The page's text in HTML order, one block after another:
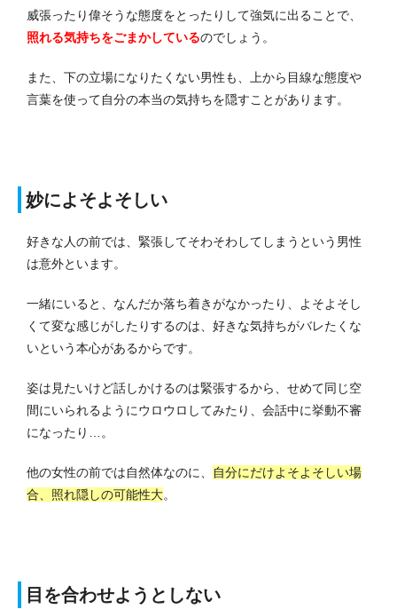
威張ったり偉そうな態度をとったりして強気に出ることで、
照れる気持ちをごまかしているのでしょう。
また、下の立場になりたくない男性も、上から目線な態度や
言葉を使って自分の本当の気持ちを隠すことがあります。
妙によそよそしい
好きな人の前では、緊張してそわそわしてしまうという男性
は意外といます。
一緒にいると、なんだか落ち着きがなかったり、よそよそし
くて変な感じがしたりするのは、好きな気持ちがバレたくな
いという本心があるからです。
姿は見たいけど話しかけるのは緊張するから、せめて同じ空
間にいられるようにウロウロしてみたり、会話中に挙動不審
になったり…。
他の女性の前では自然体なのに、
自分にだけよそよそしい場
合、照れ隠しの可能性大。
目を合わせようとしない